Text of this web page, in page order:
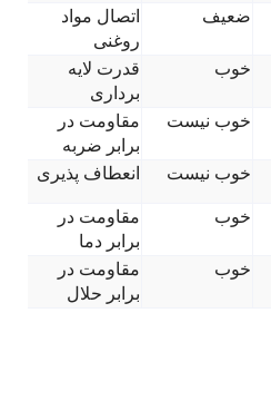
ضعیف
اتصال مواد
روغنی
خوب
قدرت لایه
برداری
خوب نیست
مقاومت در
برابر ضربه
خوب نیست انعطاف پذیری
خوب
مقاومت در
برابر دما
خوب
مقاومت در
برابر حلال